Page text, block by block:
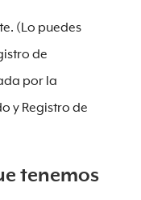
(Lo puedes
de
por la
y Registro de
tenemos